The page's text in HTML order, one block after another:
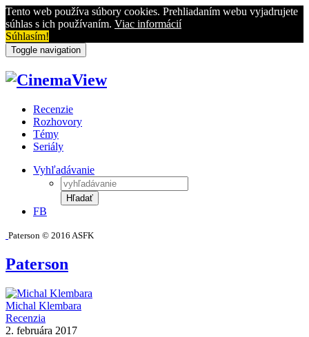
Tento web používa súbory cookies. Prehliadaním webu vyjadrujete
súhlas s ich používaním. Viac informácií
Súhlasím!
Toggle navigation
Recenzie
Rozhovory
Témy
Seriály
Vyhľadávanie
Hľadať
FB
Paterson © 2016 ASFK
Paterson
Michal Klembara
Recenzia
2. februára 2017